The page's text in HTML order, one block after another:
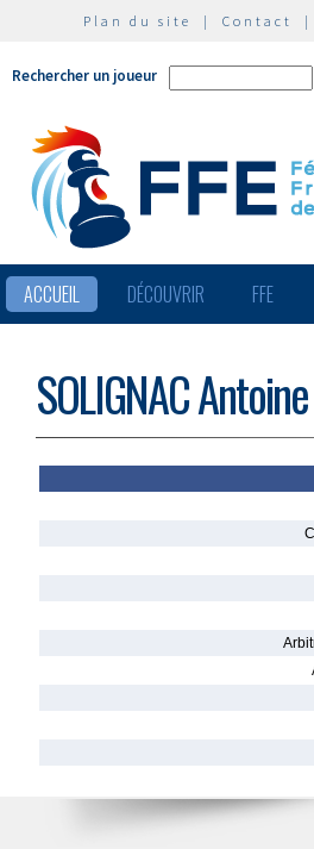
Plan du site | Contact |
Rechercher un joueur
ACCUEIL DÉCOUVRIR FFE
SOLIGNAC Antoine